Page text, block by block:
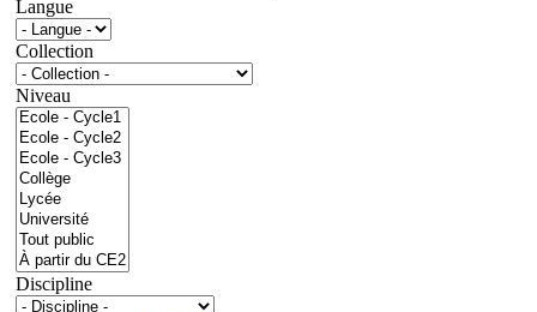
Langue
Collection
Niveau
Discipline